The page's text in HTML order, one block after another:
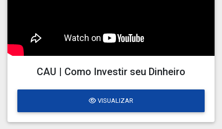
CAU | Como Investir seu Dinheiro
VISUALIZAR